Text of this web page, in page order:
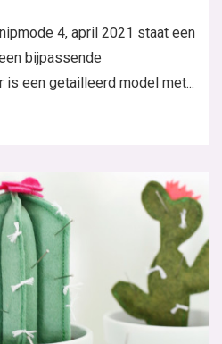
4, april 2021 staat een
bijpassende
is een getailleerd model met...